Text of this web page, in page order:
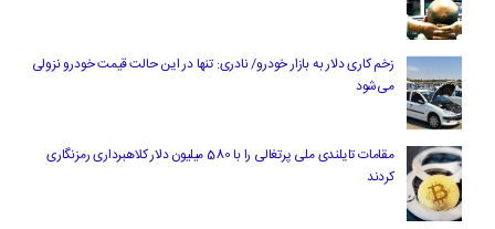
زخم کاری دلار به بازار خودرو/ نادری: تنها در این حالت قیمت خودرو نزولی
می‌شود
مقامات تایلندی ملی پرتغالی را با 580 میلیون دلار کلاهبرداری رمزنگاری
کردند